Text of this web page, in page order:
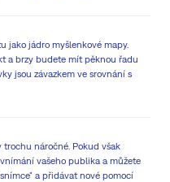
jako jádro myšlenkové mapy.
a brzy budete mít pěknou řadu
jsou závazkem ve srovnání s
náročné. Pokud však
vašeho publika a můžete
a přidávat nové pomocí